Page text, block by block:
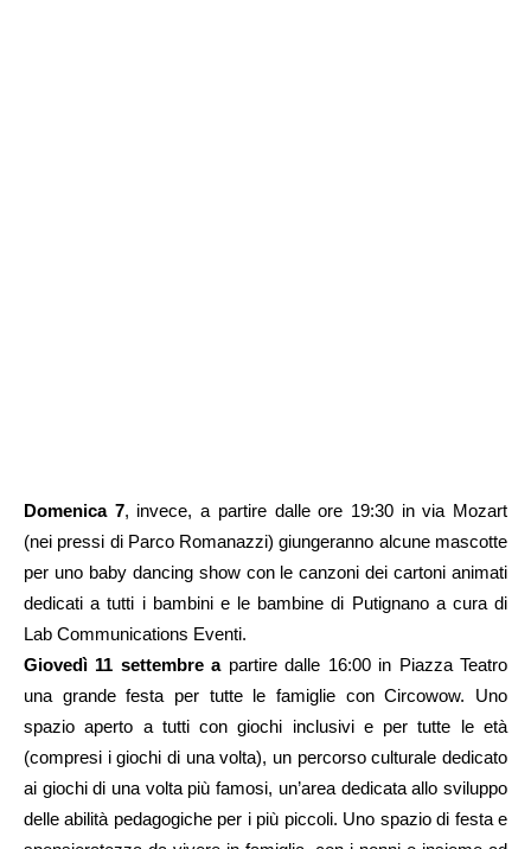
Domenica 7, invece, a partire dalle ore 19:30 in via Mozart
(nei pressi di Parco Romanazzi) giungeranno alcune mascotte
per uno baby dancing show con le canzoni dei cartoni animati
dedicati a tutti i bambini e le bambine di Putignano a cura di
Lab Communications Eventi.
Giovedì 11 settembre apartire dalle 16:00 in Piazza Teatro
una grande festa per tutte le famiglie con Circowow. Uno
spazio aperto a tutti con giochi inclusivi e per tutte le età
(compresi i giochi di una volta), un percorso culturale dedicato
ai giochi di una volta più famosi, un’area dedicata allo sviluppo
delle abilità pedagogiche per i più piccoli. Uno spazio di festa e